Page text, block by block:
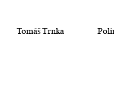
Tomáš Trnka